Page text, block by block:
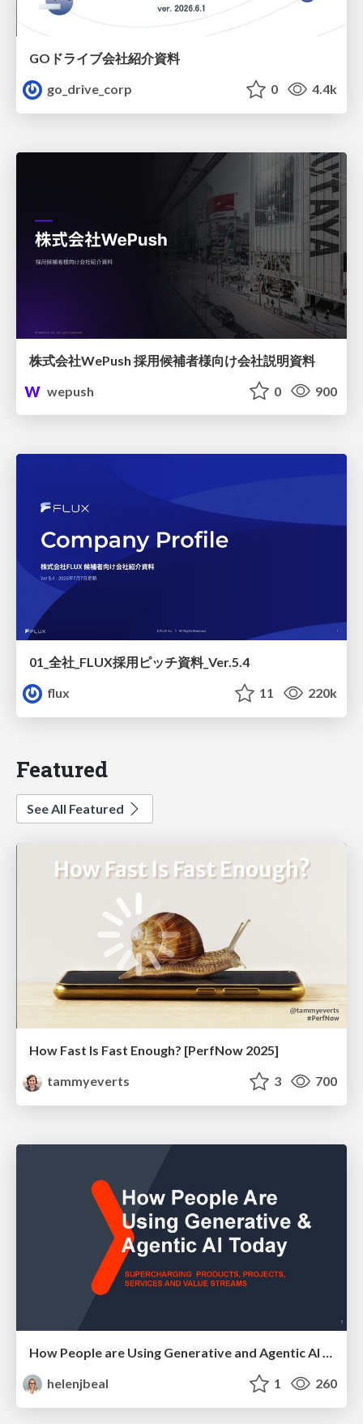
GOドライブ会社紹介資料
go_drive_corp
0 4.4k
株式会社WePush 採用候補者様向け会社説明資料
wepush
0 900
01_全社_FLUX採用ピッチ資料_Ver.5.4
flux
11 220k
Featured
See All Featured
How Fast Is Fast Enough? [PerfNow 2025]
tammyeverts
3 700
helenjbeal
1 260